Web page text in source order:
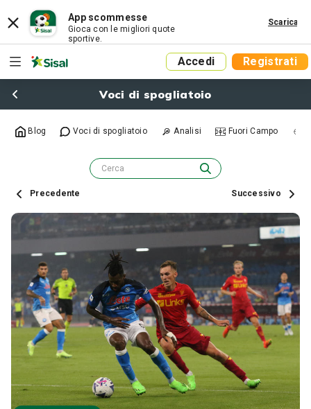
App scommesse
Gioca con le migliori quote
sportive.
Scarica
Accedi Registrati
Voci di spogliatoio
Blog Voci di spogliatoio Analisi Fuori Campo
Precedente Successivo